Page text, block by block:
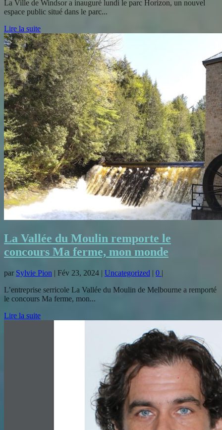
La Ville de Windsor a inauguré lundi le parc Horizon, un nouvel
espace public situé dans le parc...
Lire la suite
La Vallée du Moulin remporte le
concours Ma ferme, mon monde
par Sylvie Pion | Fév 23, 2024 | Uncategorized | 0 |
L’entreprise serricole La Vallée du Moulin de Melbourne a remporté
le concours Ma ferme, mon...
Lire la suite